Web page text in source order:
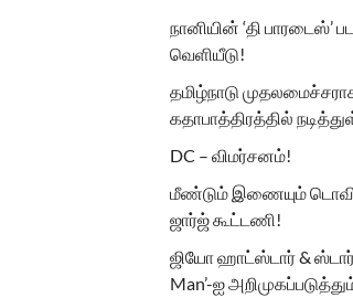
நானியின் ‘தி பாரடைஸ்’
வெளியீடு!
தமிழ்நாடு
கதாபாத்திரத்தில்
DC – விமர்சனம்!
மீண்டும் இணையும்
ஜார்ஜ் கூட்டணி!
ஜியோ ஹாட்ஸ்டார் & ஸ்டார்
Man’-ஐ